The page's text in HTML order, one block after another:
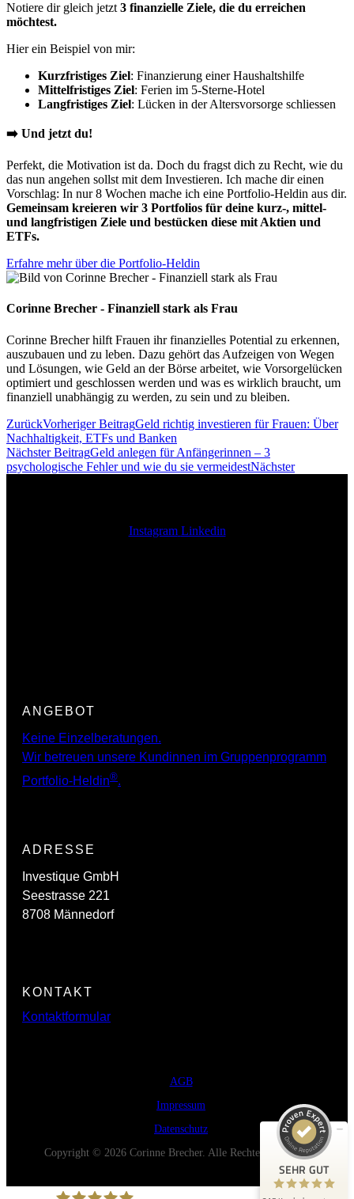
Notiere dir gleich jetzt 3 finanzielle Ziele, die du erreichen
möchtest.
Hier ein Beispiel von mir:
Kurzfristiges Ziel: Finanzierung einer Haushaltshilfe
Mittelfristiges Ziel: Ferien im 5-Sterne-Hotel
Langfristiges Ziel: Lücken in der Altersvorsorge schliessen
➡️ Und jetzt du!
Perfekt, die Motivation ist da. Doch du fragst dich zu Recht, wie du
das nun angehen sollst mit dem Investieren. Ich mache dir einen
Vorschlag: In nur 8 Wochen mache ich eine Portfolio-Heldin aus dir.
Gemeinsam kreieren wir 3 Portfolios für deine kurz-, mittel-
und langfristigen Ziele und bestücken diese mit Aktien und
ETFs.
Erfahre mehr über die Portfolio-Heldin
Corinne Brecher - Finanziell stark als Frau
Corinne Brecher hilft Frauen ihr finanzielles Potential zu erkennen,
auszubauen und zu leben. Dazu gehört das Aufzeigen von Wegen
und Lösungen, wie Geld an der Börse arbeitet, wie Vorsorgelücken
optimiert und geschlossen werden und was es wirklich braucht, um
finanziell unabhängig zu werden, zu sein und zu bleiben.
ZurückVorheriger BeitragGeld richtig investieren für Frauen: Über
Nachhaltigkeit, ETFs und Banken
Nächster BeitragGeld anlegen für Anfängerinnen – 3
psychologische Fehler und wie du sie vermeidestNächster
Instagram Linkedin
ANGEBOT
Keine Einzelberatungen.
Wir betreuen unsere Kundinnen im Gruppenprogramm
Portfolio-Heldin®.
ADRESSE
Investique GmbH
Seestrasse 221
8708 Männedorf
KONTAKT
Kontaktformular
AGB
Impressum
Datenschutz
Copyright © 2026 Corinne Brecher. Alle Rechte vorbehalten.
SEHR GUT
ProvenExpert.com
SEHR GUT
217
Bewertungen auf ProvenExpert.com